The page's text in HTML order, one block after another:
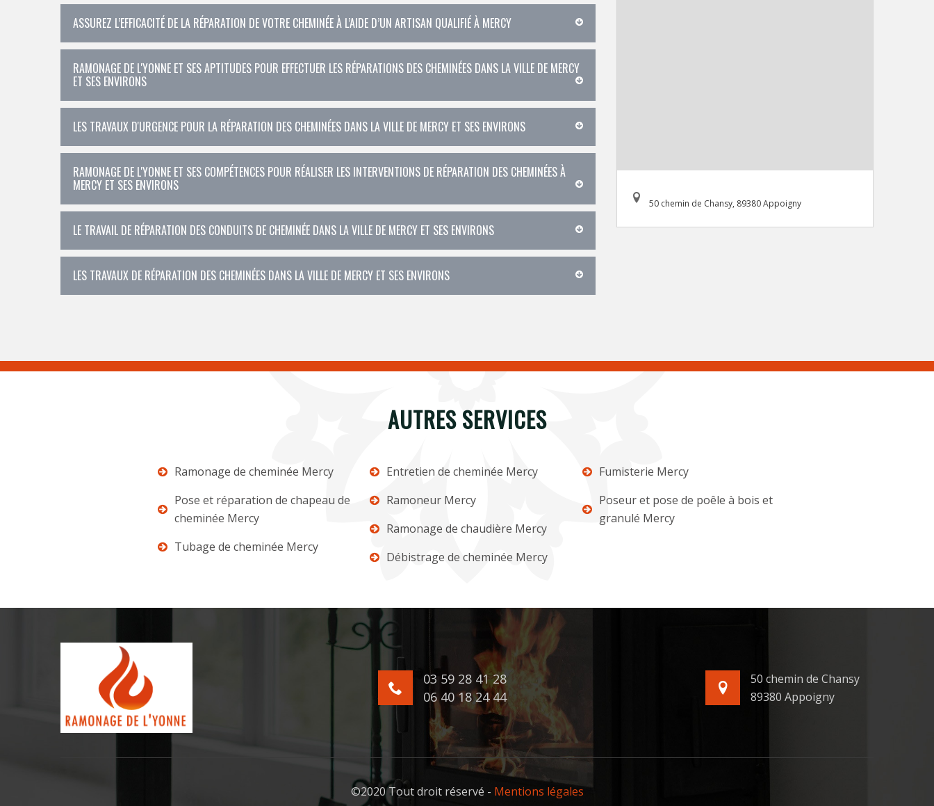
ASSUREZ L’EFFICACITÉ DE LA RÉPARATION DE VOTRE CHEMINÉE À L’AIDE D’UN ARTISAN QUALIFIÉ À MERCY
RAMONAGE DE L'YONNE ET SES APTITUDES POUR EFFECTUER LES RÉPARATIONS DES CHEMINÉES DANS LA VILLE DE MERCY
ET SES ENVIRONS
LES TRAVAUX D'URGENCE POUR LA RÉPARATION DES CHEMINÉES DANS LA VILLE DE MERCY ET SES ENVIRONS
RAMONAGE DE L'YONNE ET SES COMPÉTENCES POUR RÉALISER LES INTERVENTIONS DE RÉPARATION DES CHEMINÉES À
MERCY ET SES ENVIRONS
LE TRAVAIL DE RÉPARATION DES CONDUITS DE CHEMINÉE DANS LA VILLE DE MERCY ET SES ENVIRONS
LES TRAVAUX DE RÉPARATION DES CHEMINÉES DANS LA VILLE DE MERCY ET SES ENVIRONS
50 chemin de Chansy, 89380 Appoigny
AUTRES SERVICES
Ramonage de cheminée Mercy
Pose et réparation de chapeau de
cheminée Mercy
Tubage de cheminée Mercy
Entretien de cheminée Mercy
Ramoneur Mercy
Ramonage de chaudière Mercy
Débistrage de cheminée Mercy
Fumisterie Mercy
Poseur et pose de poêle à bois et
granulé Mercy
03 59 28 41 28
06 40 18 24 44
50 chemin de Chansy
89380 Appoigny
©2020 Tout droit réservé - Mentions légales